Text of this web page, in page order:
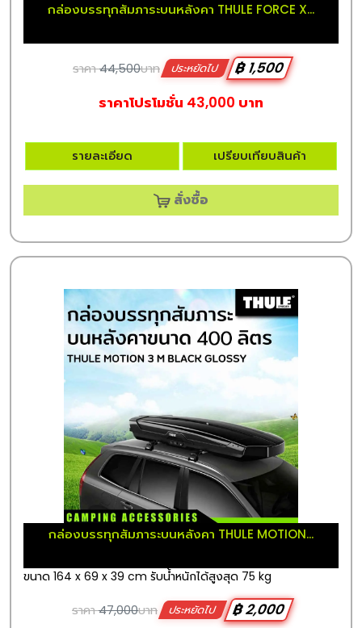
กล่องบรรทุกสัมภาระบนหลังคา THULE FORCE X...
ราคา44,500บาท ประหยัดไป
฿ 1,500
ราคาโปรโมชั่น 43,000 บาท
รายละเอียด เปรียบเทียบสินค้า
สั่งซื้อ
กล่องบรรทุกสัมภาระบนหลังคา THULE MOTION...
ขนาด 164 x 69 x 39 cm รับน้ำหนักได้สูงสุด 75 kg
ราคา47,000บาท ประหยัดไป ฿ 2,000